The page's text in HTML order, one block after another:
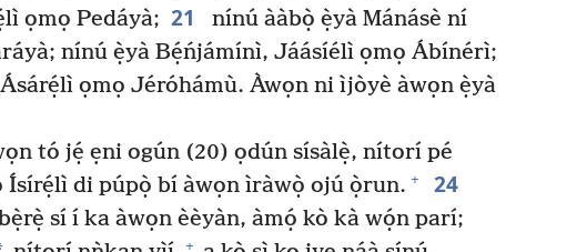
ọmọ Pedáyà; 21
nínú ààbọ̀ ẹ̀yà Mánásè ní
nínú ẹ̀yà Bẹ́ńjámínì, Jáásíélì ọmọ Ábínérì;
ọmọ Jéróhámù. Àwọn ni ìjòyè àwọn ẹ̀yà
tó jẹ́ ẹni ogún (20) ọdún sísàlẹ̀, nítorí pé
di púpọ̀ bí àwọn ìràwọ̀ ojú ọ̀run. + 24
sí í ka àwọn èèyàn, àmọ́ kò kà wọ́n parí;
+